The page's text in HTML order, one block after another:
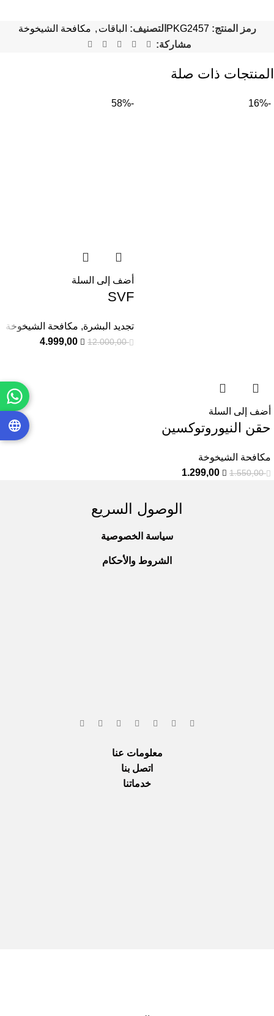
رمز المنتج: PKG2457 التصنيف: الباقات , مكافحة الشيخوخة
مشاركة:
المنتجات ذات صلة
-16%
أضف إلى السلة
حقن النيوروتوكسين
مكافحة الشيخوخة
1.550,00
1.299,00
-58%
أضف إلى السلة
SVF
تجديد البشرة, مكافحة الشيخوخة
12.000,00
4.999,00
الوصول السريع
سياسة الخصوصية
الشروط والأحكام
معلومات عنا
اتصل بنا
خدماتنا